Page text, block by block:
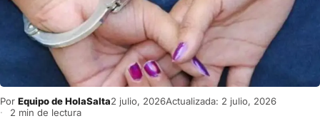
Por Equipo de HolaSalta2 julio, 2026Actualizada: 2 julio, 2026
2 min de lectura